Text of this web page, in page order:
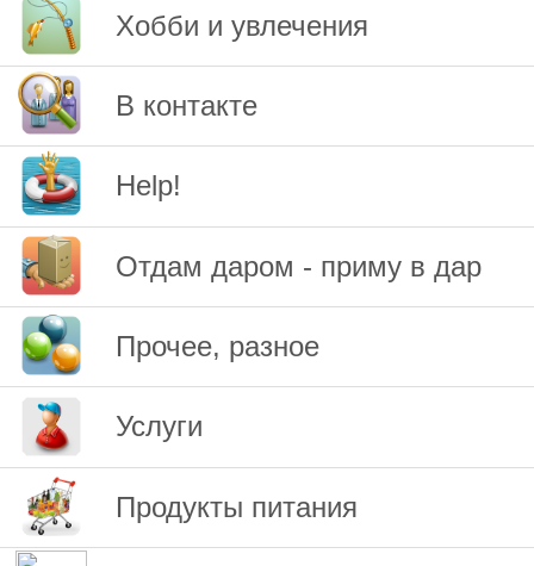
Хобби и увлечения
В контакте
Help!
Отдам даром - приму в дар
Прочее, разное
Услуги
Продукты питания